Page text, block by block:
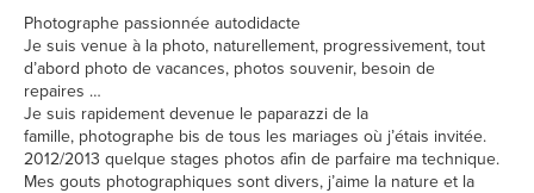
Photographe passionnée autodidacte
Je suis venue à la photo, naturellement, progressivement, tout
d’abord photo de vacances, photos souvenir, besoin de
repaires …
Je suis rapidement devenue le paparazzi de la
famille, photographe bis de tous les mariages où j’étais invitée.
2012/2013 quelque stages photos afin de parfaire ma technique.
Mes gouts photographiques sont divers, j’aime la nature et la